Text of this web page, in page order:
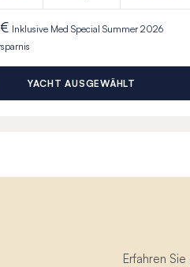
Inklusive Med Special Summer 2026
YACHT AUSGEWÄHLT
Erfahren